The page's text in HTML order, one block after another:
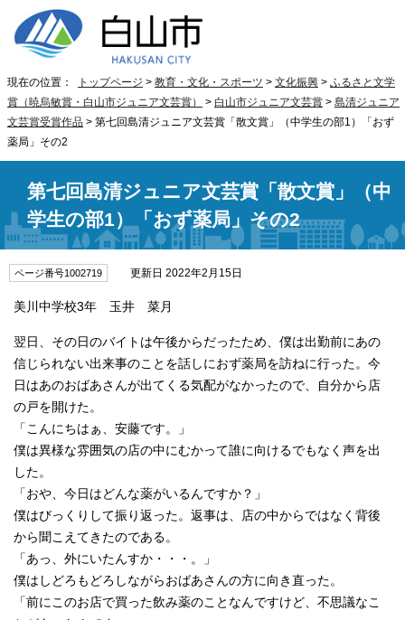
現在の位置： トップページ > 教育・文化・スポーツ > 文化振興 > ふるさと文学
賞（暁烏敏賞・白山市ジュニア文芸賞）
> 白山市ジュニア文芸賞 > 島清ジュニア
文芸賞受賞作品 > 第七回島清ジュニア文芸賞「散文賞」（中学生の部1）「おず
薬局」その2
第七回島清ジュニア文芸賞「散文賞」（中
学生の部1）「おず薬局」その2
ページ番号1002719 更新日 2022年2月15日
美川中学校3年 玉井 菜月
翌日、その日のバイトは午後からだったため、僕は出勤前にあの
信じられない出来事のことを話しにおず薬局を訪ねに行った。今
日はあのおばあさんが出てくる気配がなかったので、自分から店
の戸を開けた。
「こんにちはぁ、安藤です。」
僕は異様な雰囲気の店の中にむかって誰に向けるでもなく声を出
した。
「おや、今日はどんな薬がいるんですか？」
僕はびっくりして振り返った。返事は、店の中からではなく背後
から聞こえてきたのである。
「あっ、外にいたんすか・・・。」
僕はしどろもどろしながらおばあさんの方に向き直った。
「前にこのお店で買った飲み薬のことなんですけど、不思議なこ